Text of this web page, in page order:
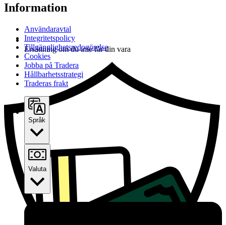
Ersättning om du inte får din vara
Information
Användaravtal
Integritetspolicy
Tillgänglighetsredogörelse
Cookies
Jobba på Tradera
Hållbarhetsstrategi
Traderas frakt
Språk
Valuta